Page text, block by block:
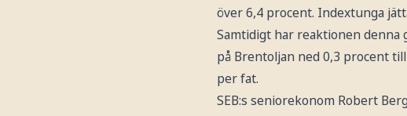
över 6,4 procent. Indextunga
Samtidigt har reaktionen denna
på Brentoljan ned 0,3 procent
per fat.
SEB:s seniorekonom Robert